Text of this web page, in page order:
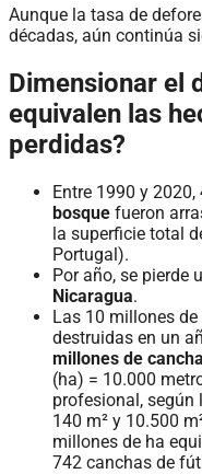
Aunque la tasa de
décadas, aún continúa
Dimensionar el
equivalen las
perdidas?
Entre 1990 y 2020,
bosque fueron
la superficie total
Portugal).
Por año, se pierde
Nicaragua.
Las 10 millones
destruidas en un
millones de
(ha) = 10.000
profesional, según
140 m² y 10.500
millones de ha
742 canchas de